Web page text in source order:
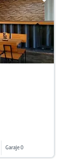
Garaje 0